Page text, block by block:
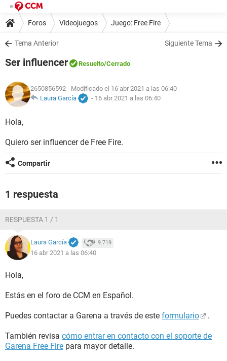
Foros Videojuegos Juego: Free Fire
Tema Anterior Siguiente Tema
Ser influencer Resuelto/Cerrado
2650856592 - Modificado el 16 abr 2021 a las 06:40
Laura García
- 16 abr 2021 a las 06:40
Hola,
Quiero ser influencer de Free Fire.
Compartir
1 respuesta
RESPUESTA 1 / 1
Laura García 9.719
16 abr 2021 a las 06:40
Hola,
Estás en el foro de CCM en Español.
Puedes contactar a Garena a través de este formulario .
También revisa cómo entrar en contacto con el soporte de
Garena Free Fire para mayor detalle.